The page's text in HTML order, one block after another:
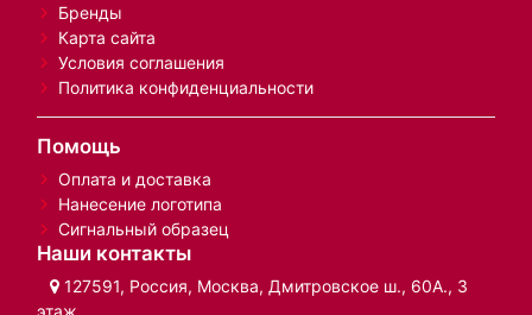
Бренды
Карта сайта
Условия соглашения
Политика конфиденциальности
Помощь
Оплата и доставка
Нанесение логотипа
Сигнальный образец
Наши контакты
127591, Россия, Москва, Дмитровское ш., 60А., 3
этаж.